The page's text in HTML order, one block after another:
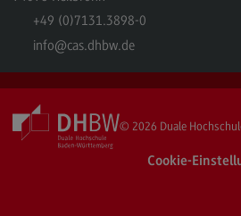
Kontakt
Media and Data-driven Business
Media and Data-driven
Modulangebot
Berufsperspektiven
+49 (0)7131.3898-0
info@cas.dhbw.de
© 2026 Duale
Cookie-